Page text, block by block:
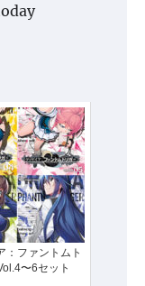
：ファントムト
〜6セット